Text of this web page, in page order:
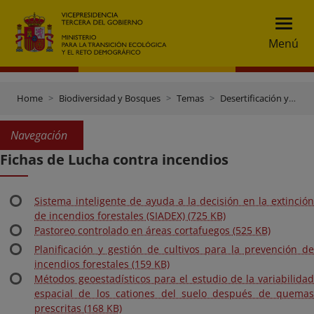
Menú
Home Biodiversidad y Bosques Temas Desertificación y Restauración forestal
Navegación
Fichas de Lucha contra incendios
Sistema inteligente de ayuda a la decisión en la extinción
de incendios forestales (SIADEX) (725 KB)
Pastoreo controlado en áreas cortafuegos (525 KB)
Planificación y gestión de cultivos para la prevención de
incendios forestales (159 KB)
Métodos geoestadísticos para el estudio de la variabilidad
espacial de los cationes del suelo después de quemas
prescritas (168 KB)